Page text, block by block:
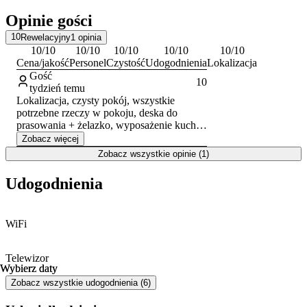
Opinie gości
10Rewelacyjny1 opinia
10/10
Cena/jakość
10/10
Personel
10/10
Czystość
10/10
Udogodnienia
10/10
Lokalizacja
Gość
tydzień temu
10
Lokalizacja, czysty pokój, wszystkie
potrzebne rzeczy w pokoju, deska do
prasowania + żelazko, wyposażenie kuchni,
bezproblemowe zameldowanie i
wymeldowanie, czysta pościel i ręczniki.
Zobacz więcej
Zobacz wszystkie opinie (1)
Wybierz daty
Wybierz daty
Udogodnienia
WiFi
Telewizor
Zobacz wszystkie udogodnienia (6)